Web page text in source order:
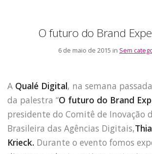
O futuro do Brand
6 de maio de 2015 in Sem
A Qualé Digital, na semana
da palestra “O futuro do Brand
presidente do Comitê de Inovação
Brasileira das Agências Digitais,
Krieck. Durante o evento fomos